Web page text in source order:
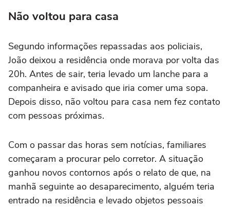
Não voltou para casa
Segundo informações repassadas aos policiais,
João deixou a residência onde morava por volta das
20h. Antes de sair, teria levado um lanche para a
companheira e avisado que iria comer uma sopa.
Depois disso, não voltou para casa nem fez contato
com pessoas próximas.
Com o passar das horas sem notícias, familiares
começaram a procurar pelo corretor. A situação
ganhou novos contornos após o relato de que, na
manhã seguinte ao desaparecimento, alguém teria
entrado na residência e levado objetos pessoais